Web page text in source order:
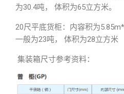
为30.4吨， 体积为65立方米。
20尺平底货柜：内容积为
一般为23吨， 体积为28立方米
集装箱尺寸参考资料：